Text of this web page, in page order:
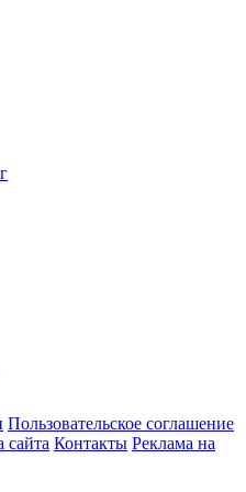
Пользовательское соглашение
сайта Контакты Реклама на